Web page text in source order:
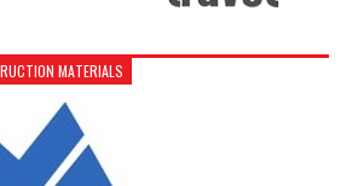
MATERIALS